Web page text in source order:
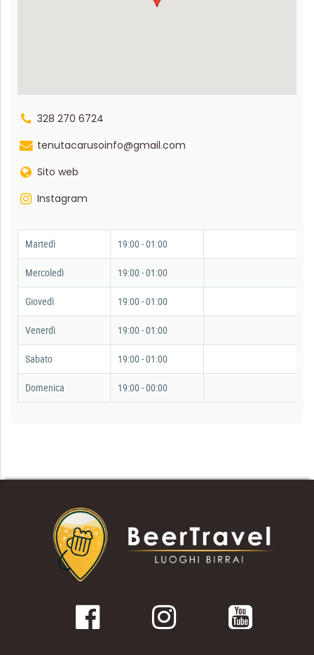
328 270 6724
tenutacarusoinfo@gmail.com
Sito web
Instagram
Martedì 19:00 - 01:00
Mercoledì 19:00 - 01:00
Giovedì 19:00 - 01:00
Venerdì 19:00 - 01:00
Sabato 19:00 - 01:00
Domenica 19:00 - 00:00